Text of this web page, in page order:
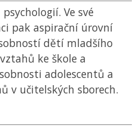
Ve své
pak aspirační úrovní
dětí mladšího
ke škole a
adolescentů a
v učitelských sborech.